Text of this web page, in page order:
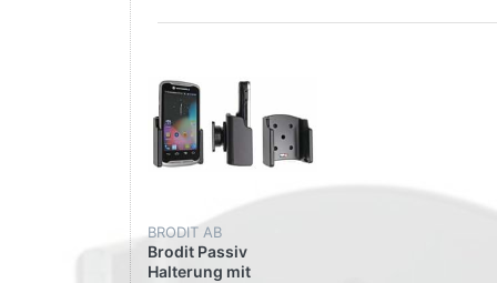
BRODIT AB
Brodit Passiv
Halterung mit